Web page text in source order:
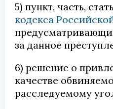
5) пункт, часть,
кодекса
за данное
6) решение о
качестве
расследуемому